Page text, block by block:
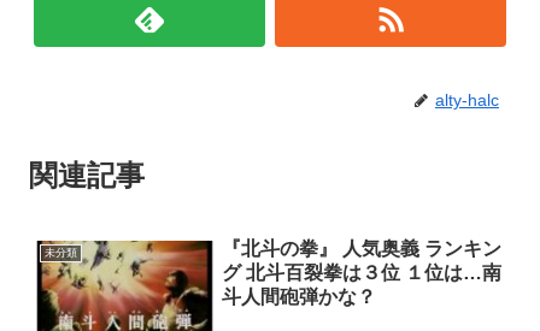
alty-halc
関連記事
未分類
『北斗の拳』 人気奥義 ランキン
グ 北斗百裂拳は３位 １位は…南
斗人間砲弾かな？